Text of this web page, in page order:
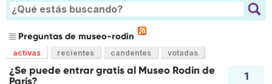
Preguntas de museo-rodin
activas recientes candentes votadas
1
¿Se puede entrar gratis al Museo Rodin de